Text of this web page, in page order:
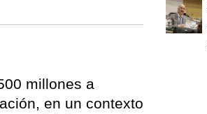
millones a
en un contexto